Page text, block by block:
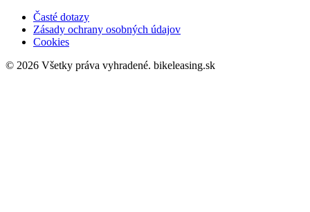
Časté dotazy
Zásady ochrany osobných údajov
Cookies
© 2026 Všetky práva vyhradené. bikeleasing.sk